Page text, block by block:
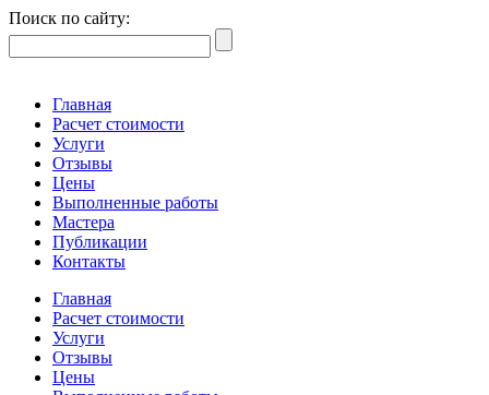
Поиск по сайту:
Главная
Расчет стоимости
Услуги
Отзывы
Цены
Выполненные работы
Мастера
Публикации
Контакты
Главная
Расчет стоимости
Услуги
Отзывы
Цены